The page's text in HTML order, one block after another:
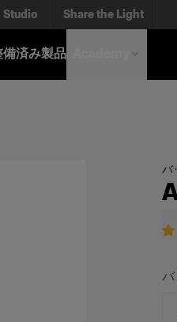
Studio Share the Light
備済み製品
バ
バ